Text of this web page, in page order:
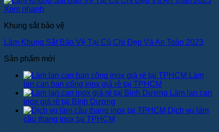
Xem nhanh
Khung sắt bảo vệ
Làm Khung Sắt Bảo Vệ Tại Củ Chi Đẹp Và An Toàn 2023
Sản phẩm mới
Làm
lan can ban công inox giá rẻ tại TPHCM
Làm lan can
inox giá rẻ tại Bình Dương
Dịch vụ làm
cầu thang inox tại TPHCM